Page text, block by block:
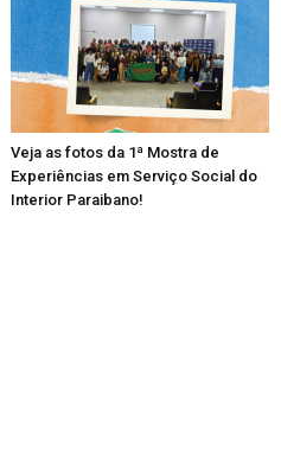
Veja as fotos da 1ª Mostra de
Experiências em Serviço Social do
Interior Paraibano!